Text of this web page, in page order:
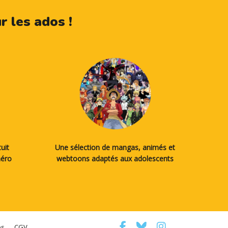
les ados !
Une sélection de mangas, animés et
webtoons adaptés aux adolescents